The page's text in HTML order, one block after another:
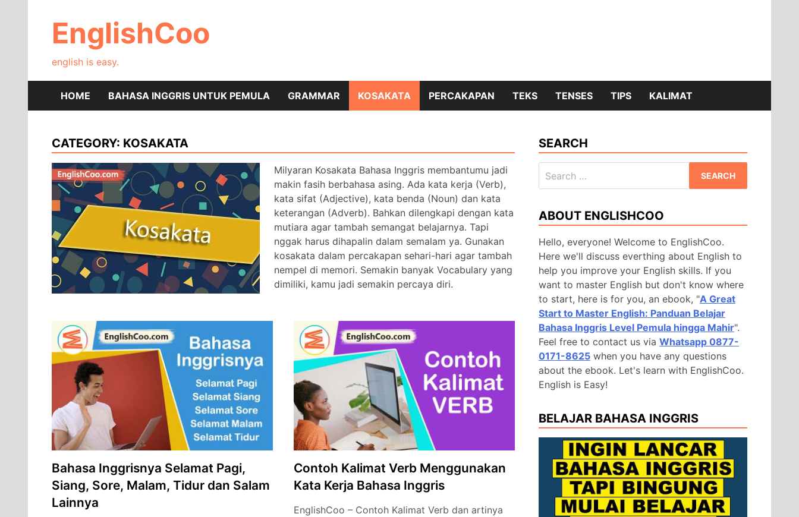
contentEnglishCoo
english is easy.
HOME BAHASA INGGRIS UNTUK PEMULA GRAMMAR KOSAKATA PERCAKAPAN TEKS TENSES TIPS KALIMAT
CATEGORY: KOSAKATA
Milyaran Kosakata Bahasa Inggris membantumu jadi
makin fasih berbahasa asing. Ada kata kerja (Verb),
kata sifat (Adjective), kata benda (Noun) dan kata
keterangan (Adverb). Bahkan dilengkapi dengan kata
mutiara agar tambah semangat belajarnya. Tapi
nggak harus dihapalin dalam semalam ya. Gunakan
kosakata dalam percakapan sehari-hari agar tambah
nempel di memori. Semakin banyak Vocabulary yang
dimiliki, kamu jadi semakin percaya diri.
Bahasa Inggrisnya Selamat Pagi,
Siang, Sore, Malam, Tidur dan Salam
Lainnya
Contoh Kalimat Verb Menggunakan
Kata Kerja Bahasa Inggris
EnglishCoo – Contoh Kalimat Verb dan artinya
SEARCH
for:
ABOUT ENGLISHCOO
Hello, everyone! Welcome to EnglishCoo.
Here we'll discuss everthing about English to
help you improve your English skills. If you
want to master English but don't know where
to start, here is for you, an ebook, "A Great
Start to Master English: Panduan Belajar
Bahasa Inggris Level Pemula hingga Mahir".
Feel free to contact us via Whatsapp 0877-
0171-8625 when you have any questions
about the ebook. Let's learn with EnglishCoo.
English is Easy!
BELAJAR BAHASA INGGRIS